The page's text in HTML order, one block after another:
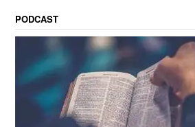
PODCAST